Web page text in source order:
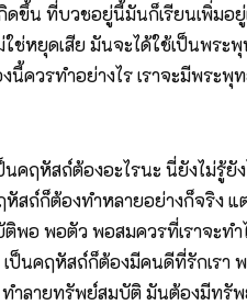
ดขึ้น ที่บวชอยู่นี้มันก็เรียนเพิ่มอ
ใช่หยุดเสีย มันจะได้ใช้เป็นพระ
นี้ควรทำอย่างไร เราจะมีพระพุ
คฤหัสถ์ต้องอะไรนะ นี่ยังไม่รู้ยั
สถ์ก็ต้องทำหลายอย่างก็จริง
อ พอตัว พอสมควรที่เราจะทำ
ป็นคฤหัสถ์ก็ต้องมีคนดีที่รักเรา
ทำลายทรัพย์สมบัติ มันต้องมีทรั